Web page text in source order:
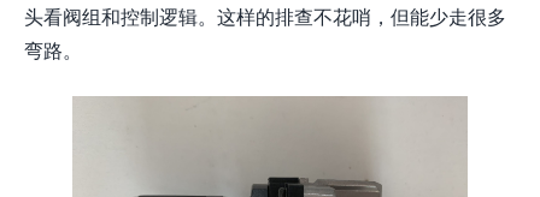
头看阀组和控制逻辑。这样的排查不花哨，但能少走很多
弯路。